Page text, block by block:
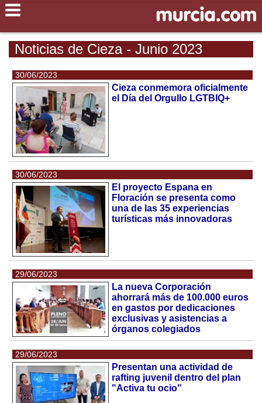
Noticias de Cieza - Junio 2023
30/06/2023
Cieza conmemora oficialmente
el Día del Orgullo LGTBIQ+
30/06/2023
El proyecto Espana en
Floración se presenta como
una de las 35 experiencias
turísticas más innovadoras
29/06/2023
La nueva Corporación
ahorrará más de 100.000 euros
en gastos por dedicaciones
exclusivas y asistencias a
órganos colegiados
29/06/2023
Presentan una actividad de
rafting juvenil dentro del plan
"Activa tu ocio"